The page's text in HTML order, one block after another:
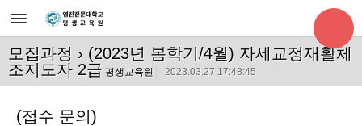
모집과정 › (2023년 봄학기/4월) 자세교정재활체
조지도자 2급 평생교육원 2023.03.27 17:48:45
(접수 문의)